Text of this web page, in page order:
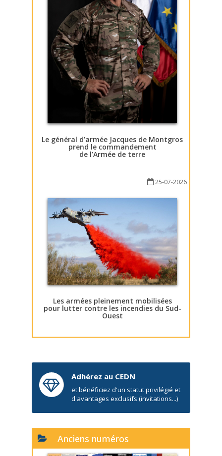
Le général d’armée Jacques de Montgros
prend le commandement
de l’Armée de terre
25-07-2026
Les armées pleinement mobilisées
pour lutter contre les incendies du Sud-
Ouest
Adhérez au CEDN
et bénéficiez d'un statut privilégié et
d'avantages exclusifs (invitations...)
Anciens numéros